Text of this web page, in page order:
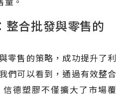
整合批發與零售的
零售的策略，成功提升了利
們可以看到，通過有效整合
德塑膠不僅擴大了市場覆